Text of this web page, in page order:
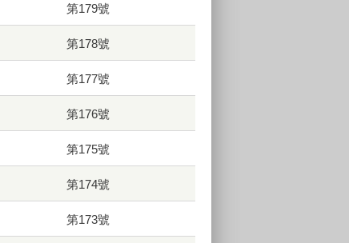
第179號
第178號
第177號
第176號
第175號
第174號
第173號